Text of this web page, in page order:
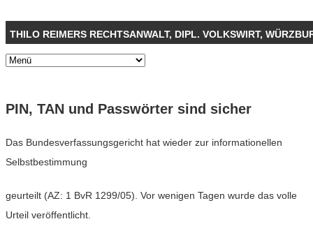
THILO REIMERS RECHTSANWALT, DIPL. VOLKSWIRT,
PIN, TAN und Passwörter sind sicher
Das Bundesverfassungsgericht hat wieder zur informationellen
Selbstbestimmung
geurteilt (AZ: 1 BvR 1299/05). Vor wenigen Tagen wurde das volle
Urteil veröffentlicht.